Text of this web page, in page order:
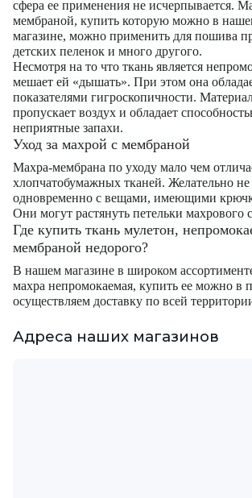
сфера ее применения не исчерпывается.
мембраной, купить которую можно в
магазине, можно применить для пошива
детских пеленок и много другого.
Несмотря на то что ткань является
мешает ей «дышать». При этом она
показателями гигроскопичности.
пропускает воздух и обладает
неприятные запахи.
Уход за махрой с мембраной
Махра-мембрана по уходу мало чем
хлопчатобумажных тканей. Желательно не
одновременно с вещами, имеющими
Они могут растянуть петельки махрового
Где купить ткань мулетон,
мембраной недорого?
В нашем магазине в широком
махра непромокаемая, купить ее можно в
осуществляем доставку по всей
Адреса наших магазинов